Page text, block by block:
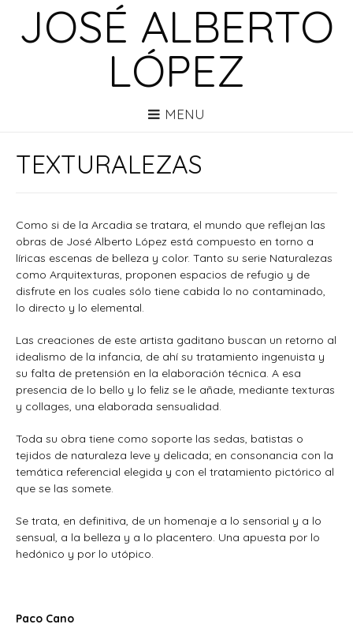
JOSÉ ALBERTO
LÓPEZ
MENU
TEXTURALEZAS
Como si de la Arcadia se tratara, el mundo que reflejan las
obras de José Alberto López está compuesto en torno a
líricas escenas de belleza y color. Tanto su serie Naturalezas
como Arquitexturas, proponen espacios de refugio y de
disfrute en los cuales sólo tiene cabida lo no contaminado,
lo directo y lo elemental.
Las creaciones de este artista gaditano buscan un retorno al
idealismo de la infancia, de ahí su tratamiento ingenuista y
su falta de pretensión en la elaboración técnica. A esa
presencia de lo bello y lo feliz se le añade, mediante texturas
y collages, una elaborada sensualidad.
Toda su obra tiene como soporte las sedas, batistas o
tejidos de naturaleza leve y delicada; en consonancia con la
temática referencial elegida y con el tratamiento pictórico al
que se las somete.
Se trata, en definitiva, de un homenaje a lo sensorial y a lo
sensual, a la belleza y a lo placentero. Una apuesta por lo
hedónico y por lo utópico.
Paco Cano